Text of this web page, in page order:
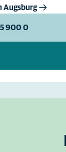
Augsburg
900 0